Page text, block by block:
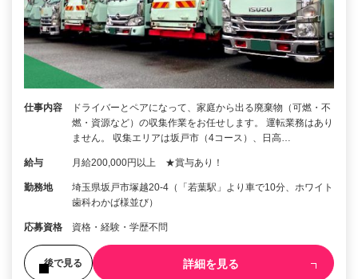
仕事内容
ドライバーとペアになって、家庭から出る廃棄物（可燃・不
燃・資源など）の収集作業をお任せします。 運転業務はあり
ません。 収集エリアは坂戸市（4コース）、日高…
給与 月給200,000円以上 ★賞与あり！
勤務地
埼玉県坂戸市塚越20-4（「若葉駅」より車で10分、ホワイト
歯科わかば様並び）
応募資格 資格・経験・学歴不問
後で見る 詳細を見る